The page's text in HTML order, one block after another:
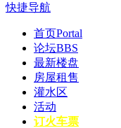
快捷导航
首页Portal
论坛BBS
最新楼盘
房屋租售
灌水区
活动
订火车票